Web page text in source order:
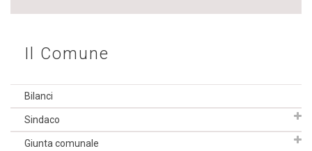
Il Comune
Bilanci
Sindaco
Giunta comunale